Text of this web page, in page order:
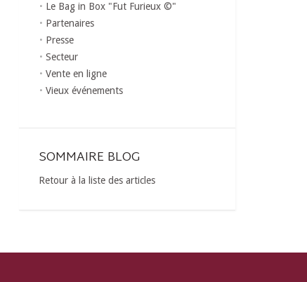
Le Bag in Box "Fut Furieux ©"
Partenaires
Presse
Secteur
Vente en ligne
Vieux événements
SOMMAIRE BLOG
Retour à la liste des articles